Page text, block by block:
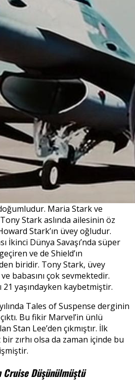
Maria Stark ve
Stark aslında ailesinin öz
Stark’ın üvey oğludur.
İkinci Dünya Savaşı’nda süper
ve de Shield’ın
biridir. Tony Stark, üvey
babasını çok sevmektedir.
21 yaşındayken kaybetmiştir.
Tales of Suspense derginin
çıktı. Bu fikir Marvel’in ünlü
Stan Lee’den çıkmıştır. İlk
bir zırhı olsa da zaman içinde bu
Düşünülmüştü